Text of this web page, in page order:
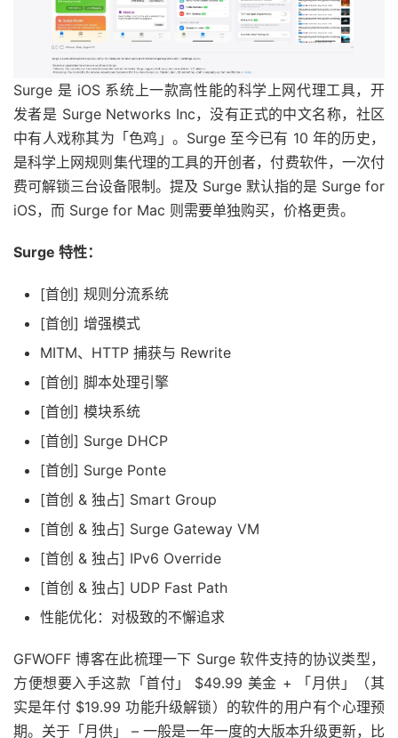
Surge 是 iOS 系统上一款高性能的科学上网代理工具，开
发者是 Surge Networks Inc，没有正式的中文名称，社区
中有人戏称其为「色鸡」。Surge 至今已有 10 年的历史，
是科学上网规则集代理的工具的开创者，付费软件，一次付
费可解锁三台设备限制。提及 Surge 默认指的是 Surge for
iOS，而 Surge for Mac 则需要单独购买，价格更贵。
Surge 特性：
[首创] 规则分流系统
[首创] 增强模式
MITM、HTTP 捕获与 Rewrite
[首创] 脚本处理引擎
[首创] 模块系统
[首创] Surge DHCP
[首创] Surge Ponte
[首创 & 独占] Smart Group
[首创 & 独占] Surge Gateway VM
[首创 & 独占] IPv6 Override
[首创 & 独占] UDP Fast Path
性能优化：对极致的不懈追求
GFWOFF 博客在此梳理一下 Surge 软件支持的协议类型，
方便想要入手这款「首付」 $49.99 美金 + 「月供」（其
实是年付 $19.99 功能升级解锁）的软件的用户有个心理预
期。关于「月供」 – 一般是一年一度的大版本升级更新，比